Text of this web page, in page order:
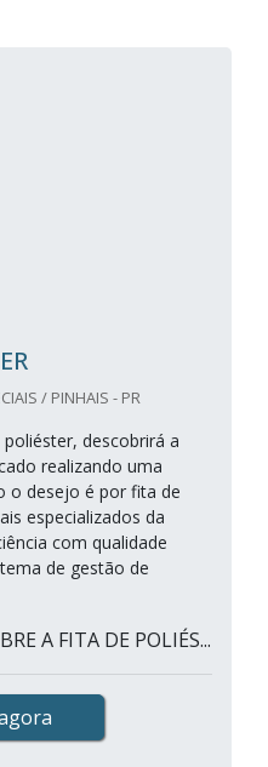
/ PINHAIS - PR
descobrirá a
realizando uma
o desejo é por fita de
especializados da
com qualidade
de gestão de
A FITA DE POLIÉS...